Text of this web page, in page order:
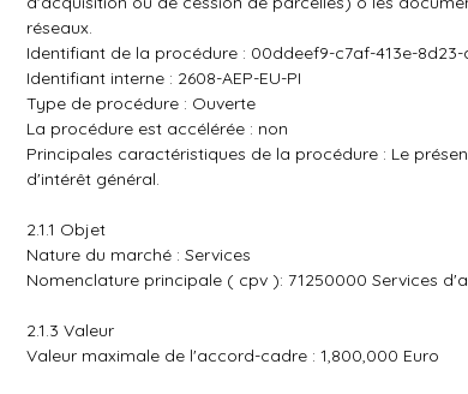
réseaux.
Identifiant de la procédure : 00ddeef9-c7af-413e-8d23-
Identifiant interne : 2608-AEP-EU-PI
Type de procédure : Ouverte
La procédure est accélérée : non
Principales caractéristiques de la procédure : Le
d'intérêt général.
2.1.1 Objet
Nature du marché : Services
Nomenclature principale ( cpv ): 71250000 Services
2.1.3 Valeur
Valeur maximale de l'accord-cadre : 1,800,000 Euro